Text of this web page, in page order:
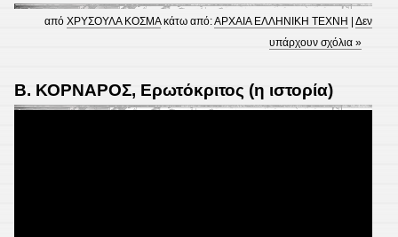
απόΧΡΥΣΟΥΛΑ ΚΟΣΜΑκάτω από:ΑΡΧΑΙΑ ΕΛΛΗΝΙΚΗ ΤΕΧΝΗ |Δεν
υπάρχουν σχόλια »
Β. ΚΟΡΝΑΡΟΣ, Ερωτόκριτος (η ιστορία)